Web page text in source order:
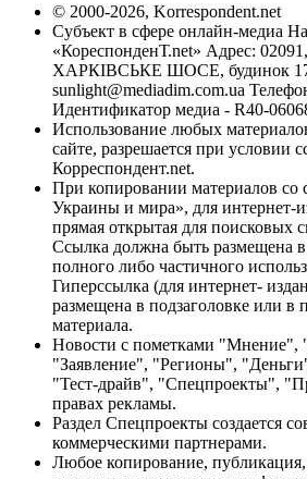
© 2000-2026, Korrespondent.net
Субъект в сфере онлайн-медиа
«КореспонденТ.net» Адрес:
ХАРКІВСЬКЕ ШОСЕ, будинок
sunlight@mediadim.com.ua
Идентификатор медиа - R40-
Использование любых
сайте, разрешается при условии
Корреспондент.net.
При копировании материалов со
Украины и мира», для интернет-
прямая открытая для поисковых
Ссылка должна быть размещена
полного либо частичного
Гиперссылка (для интернет-
размещена в подзаголовке или в
материала.
Новости с пометками "Мнение",
"Заявление", "Регионы",
"Тест-драйв", "Спецпроекты",
правах рекламы.
Раздел Спецпроекты создается
коммерческими партнерами.
Любое копирование,